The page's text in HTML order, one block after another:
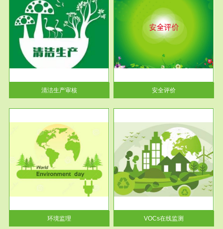
清洁生产审核
服务范围
安全评价
安全评价安全评价目的是查找、
分析和预测工程、系统、生产经
营活...
安全评价
环境监理
服务范围
VOCs在线监测
根据《重点区域大气污染防
治“十二五”规划》有机废气净化
率达...
VOCs在线监测